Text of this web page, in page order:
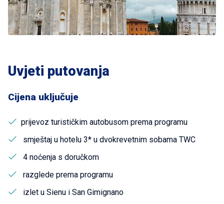
Uvjeti putovanja
Cijena uključuje
prijevoz turističkim autobusom prema programu
smještaj u hotelu 3* u dvokrevetnim sobama TWC
4 noćenja s doručkom
razglede prema programu
izlet u Sienu i San Gimignano